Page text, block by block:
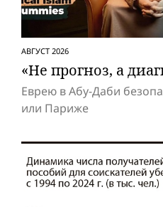
АВГУСТ 2026
«Не прогноз, а
Еврею в Абу-Даби
или Париже